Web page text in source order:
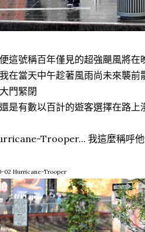
這號稱百年僅見的超強颶風將在
在當天中午趁著風雨尚未來襲
門緊閉
是有數以百計的遊客選擇在路上
Trooper... 我這麼稱呼
02 Hurricane-Trooper